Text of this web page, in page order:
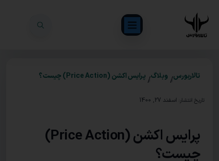
تالاربورس/ وبلاگ/پرایس اکشن (Price Action) چیست؟
تاریخ انتشار: اسفند 27, 1400
پرایس اکشن (Price Action)
چیست؟